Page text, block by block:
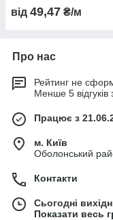
від 49,47 ₴/м
Про нас
Рейтинг не
Менше 5 відгуків
Працює з
м. Київ
Оболонський
Контакти
Сьогодні
Показати весь